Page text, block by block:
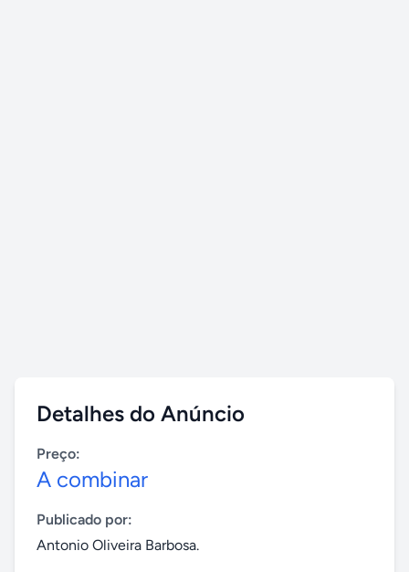
Detalhes do Anúncio
Preço:
A combinar
Publicado por:
Antonio Oliveira Barbosa.